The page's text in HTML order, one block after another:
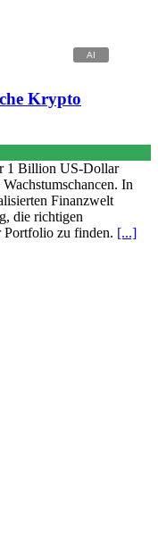
Krypto
1 Billion US-Dollar
In
Finanzwelt
die richtigen
Portfolio zu finden. [...]